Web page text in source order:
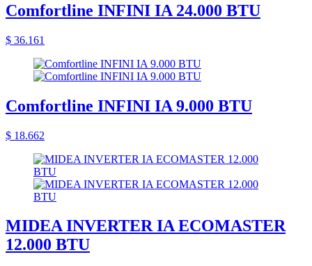
Comfortline INFINI IA 24.000 BTU
$ 36.161
Comfortline INFINI IA 9.000 BTU
$ 18.662
MIDEA INVERTER IA ECOMASTER
12.000 BTU